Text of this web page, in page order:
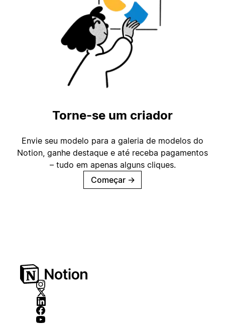
Torne-se um criador
Envie seu modelo para a galeria de modelos do
Notion, ganhe destaque e até receba pagamentos
– tudo em apenas alguns cliques.
Começar →